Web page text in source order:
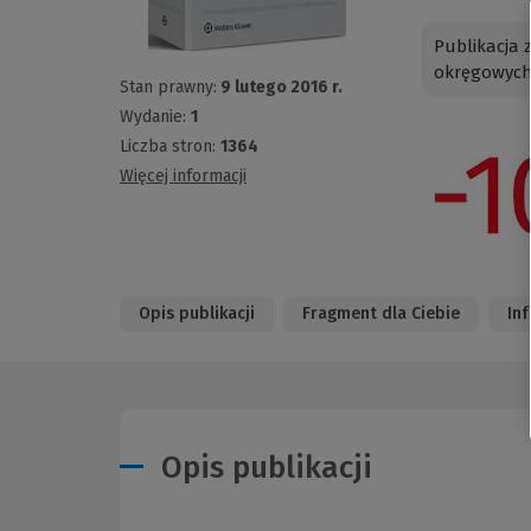
Stan prawny: 9 lutego 2016 r.
Wydanie: 1
Liczba stron: 1364
Więcej informacji
Publikacja
Opis publikacji Fragment dla Ciebie
Opis publikacji